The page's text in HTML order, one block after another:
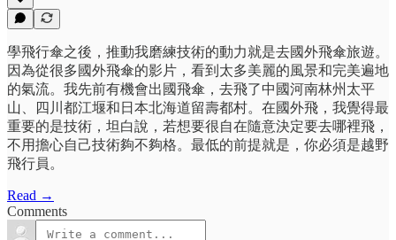
學飛行傘之後，推動我磨練技術的動力就是去國外飛傘旅遊。
因為從很多國外飛傘的影片，看到太多美麗的風景和完美遍地
的氣流。我先前有機會出國飛傘，去飛了中國河南林州太平
山、四川都江堰和日本北海道留壽都村。在國外飛，我覺得最
重要的是技術，坦白說，若想要很自在隨意決定要去哪裡飛，
不用擔心自己技術夠不夠格。最低的前提就是，你必須是越野
飛行員。
Read →
Comments